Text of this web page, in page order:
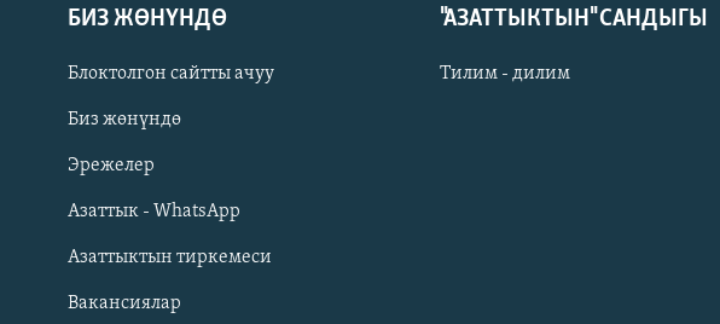
Русский
ОНЛАЙН ШЕРИНЕ
БИЗ ЖӨНҮНДӨ
Блоктолгон сайтты ачуу
Биз жөнүндө
Эрежелер
Азаттык - WhatsApp
Азаттыктын тиркемеси
Вакансиялар
"АЗАТТЫКТЫН" САНДЫГЫ
Тилим - дилим